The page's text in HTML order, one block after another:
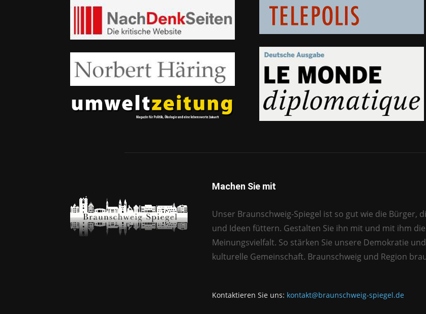
Machen Sie mit
Unser Braunschweig-Spiegel ist so gut wie die Bürger,
und Ideen füttern. Gestalten Sie ihn mit und mit ihm die
Meinungsvielfalt. So stärken Sie unsere Demokratie
kulturelle Gemeinschaft. Braunschweig und Region
Kontaktieren Sie uns: kontakt@braunschweig-spiegel.de